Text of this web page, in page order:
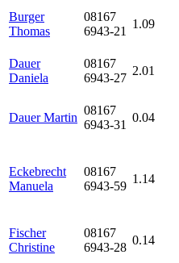
Burger
Thomas
08167
6943-21
1.09
Dauer
Daniela
08167
6943-27
2.01
Dauer Martin
08167
6943-31
0.04
Eckebrecht
Manuela
08167
6943-59
1.14
Fischer
Christine
08167
6943-28
0.14